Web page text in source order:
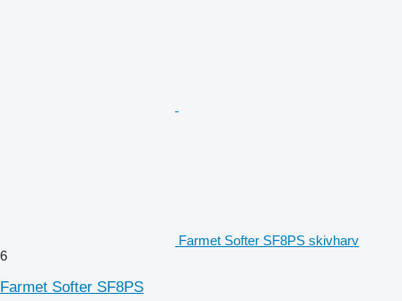
Farmet Softer SF8PS skivharv
6
Farmet Softer SF8PS